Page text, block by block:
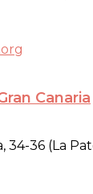
Canaria
34-36 (La